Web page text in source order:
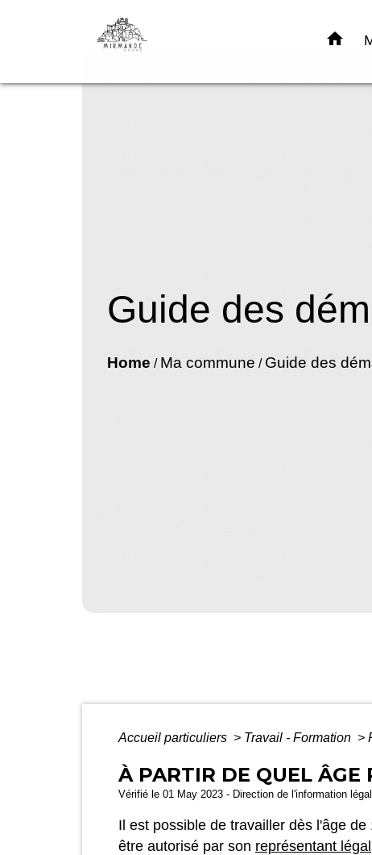
home
Guide des
Home / Ma commune / Guide des
Accueil particuliers > Travail - Formation >
À PARTIR DE QUEL ÂGE
Vérifié le 01 May 2023 - Direction de l'information
Il est possible de travailler dès l'âge
être autorisé par son représentant légal